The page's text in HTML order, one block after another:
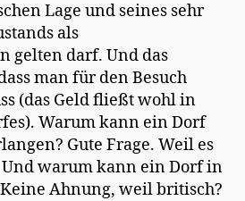
Lage und seines sehr
als
gelten darf. Und das
man für den Besuch
(das Geld fließt wohl in
Warum kann ein Dorf
Gute Frage. Weil es
warum kann ein Dorf in
Ahnung, weil britisch?